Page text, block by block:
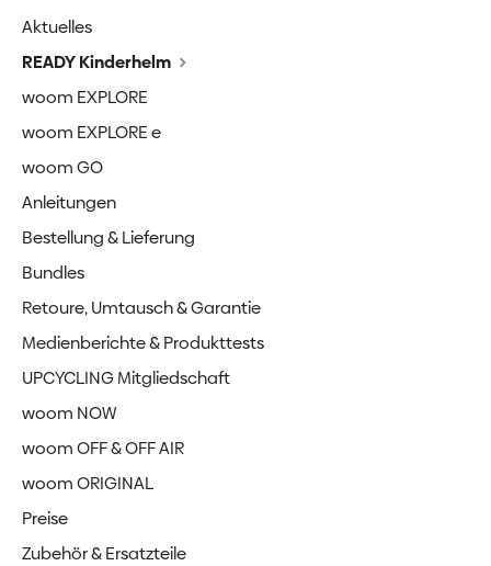
Aktuelles
READY Kinderhelm
woom EXPLORE
woom EXPLORE e
woom GO
Anleitungen
Bestellung & Lieferung
Bundles
Retoure, Umtausch & Garantie
Medienberichte & Produkttests
UPCYCLING Mitgliedschaft
woom NOW
woom OFF & OFF AIR
woom ORIGINAL
Preise
Zubehör & Ersatzteile